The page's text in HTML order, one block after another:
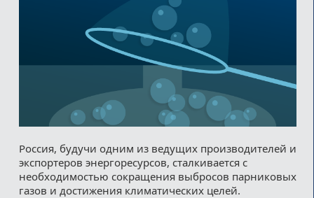
Россия, будучи одним из ведущих производителей и
экспортеров энергоресурсов, сталкивается с
необходимостью сокращения выбросов парниковых
газов и достижения климатических целей.